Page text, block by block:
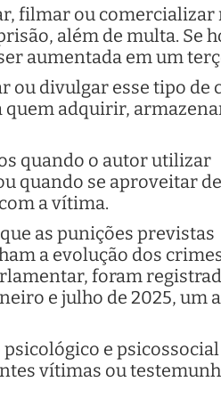
filmar ou
além de multa. Se
aumentada em um
divulgar esse tipo de
quem adquirir,
quando o autor utilizar
quando se aproveitar
a vítima.
as punições previstas
a evolução dos
foram
e julho de 2025, um
e psicossocial
vítimas ou